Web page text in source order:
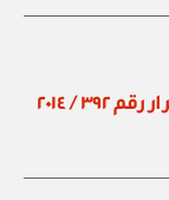
الهيئة العامة لحماية المستهلك: قرار رقم ٣٩٢ / ٢٠١٤